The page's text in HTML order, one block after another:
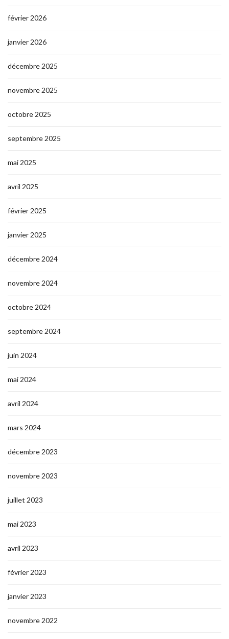
février 2026
janvier 2026
décembre 2025
novembre 2025
octobre 2025
septembre 2025
mai 2025
avril 2025
février 2025
janvier 2025
décembre 2024
novembre 2024
octobre 2024
septembre 2024
juin 2024
mai 2024
avril 2024
mars 2024
décembre 2023
novembre 2023
juillet 2023
mai 2023
avril 2023
février 2023
janvier 2023
novembre 2022